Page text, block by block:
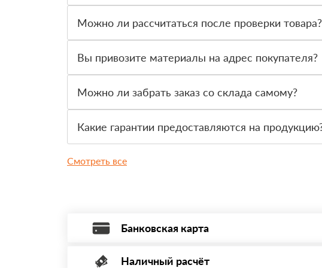
Можно ли рассчитаться после проверки товара?
Вы привозите материалы на адрес покупателя?
Можно ли забрать заказ со склада самому?
Какие гарантии предоставляются на
Смотреть все
Банковская карта
Оплата банковской картой, через Интернет, возможна
Наличный расчёт